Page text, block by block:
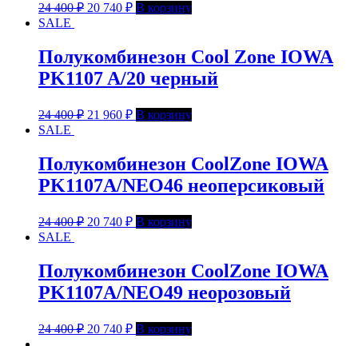
24 400₽ 20 740 ₽ В корзину
SALE
Полукомбинезон Cool Zone IOWA
PK1107 A/20 черный
24 400₽ 21 960 ₽ В корзину
SALE
Полукомбинезон CoolZone IOWA
PK1107А/NEO46 неоперсиковый
24 400₽ 20 740 ₽ В корзину
SALE
Полукомбинезон CoolZone IOWA
PK1107А/NEO49 неорозовый
24 400₽ 20 740 ₽ В корзину